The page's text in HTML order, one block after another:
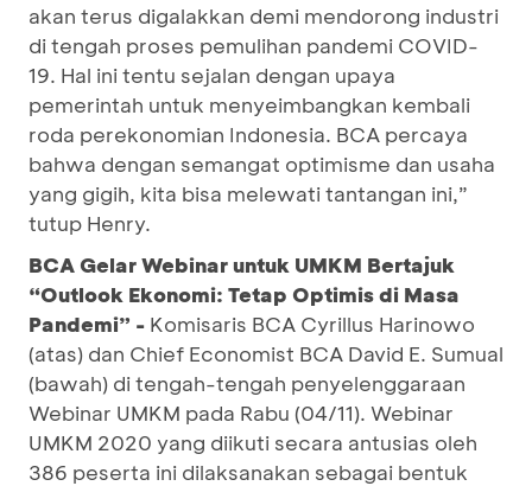
akan terus digalakkan demi mendorong industri
di tengah proses pemulihan pandemi COVID-
19. Hal ini tentu sejalan dengan upaya
pemerintah untuk menyeimbangkan kembali
roda perekonomian Indonesia. BCA percaya
bahwa dengan semangat optimisme dan usaha
yang gigih, kita bisa melewati tantangan ini,”
tutup Henry.
BCA Gelar Webinar untuk UMKM Bertajuk
“Outlook Ekonomi: Tetap Optimis di Masa
Pandemi” - Komisaris BCA Cyrillus Harinowo
(atas) dan Chief Economist BCA David E. Sumual
(bawah) di tengah-tengah penyelenggaraan
Webinar UMKM pada Rabu (04/11). Webinar
UMKM 2020 yang diikuti secara antusias oleh
386 peserta ini dilaksanakan sebagai bentuk